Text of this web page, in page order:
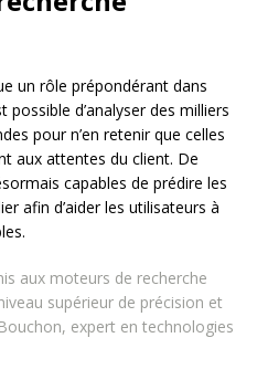
un rôle prépondérant dans
d’analyser des milliers
pour n’en retenir que celles
aux attentes du client. De
capables de prédire les
afin d’aider les utilisateurs à
aux moteurs de recherche
supérieur de précision et
expert en technologies